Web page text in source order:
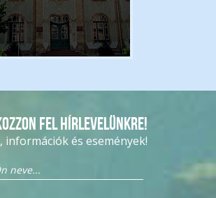
fel hírlevelünkre!
információk és események!